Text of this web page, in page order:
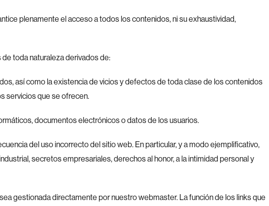
plenamente el acceso a todos los contenidos, ni su exhaustividad,
toda naturaleza derivados de:
así como la existencia de vicios y defectos de toda clase de los contenidos
servicios que se ofrecen.
documentos electrónicos o datos de los usuarios.
del uso incorrecto del sitio web. En particular, y a modo ejemplificativo,
secretos empresariales, derechos al honor, a la intimidad personal y
gestionada directamente por nuestro webmaster. La función de los links que